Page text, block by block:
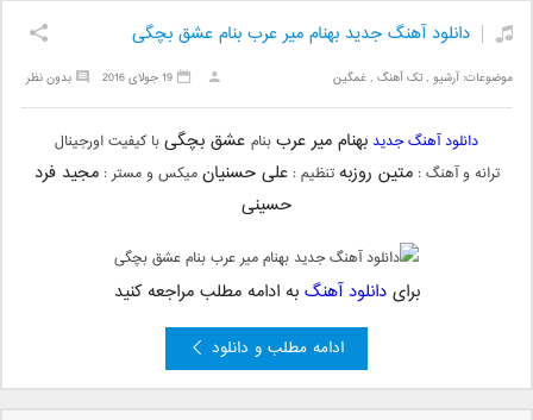
دانلود آهنگ جدید بهنام میر عرب بنام عشق بچگی
موضوعات:آرشیو ,تک آهنگ ,غمگین بدون نظر 19 جولای 2016
دانلود آهنگ جدید بهنام میر عرببنام عشق بچگیبا کیفیت اورجینال
ترانه و آهنگ :متین روزبه تنظیم :علی حسنیانمیکس و مستر :مجید فرد
حسینی
برایدانلود آهنگ به ادامه مطلب مراجعه کنید
ادامه مطلب و دانلود